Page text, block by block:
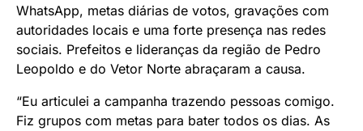
WhatsApp, metas diárias de votos, gravações com
autoridades locais e uma forte presença nas redes
sociais. Prefeitos e lideranças da região de Pedro
Leopoldo e do Vetor Norte abraçaram a causa.
“Eu articulei a campanha trazendo pessoas comigo.
Fiz grupos com metas para bater todos os dias. As